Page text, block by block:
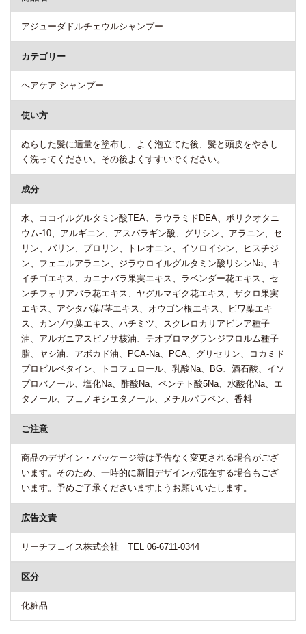
アジューダドルチェウルシャンプー
カテゴリー
ヘアケア シャンプー
使い方
ぬらした髪に適量を塗布し、よく泡立てた後、髪と頭皮をやさし
く洗ってください。その後よくすすいでください。
成分
水、ココイルグルタミン酸TEA、ラウラミドDEA、ポリクオタニ
ウム-10、アルギニン、アスバラギン酸、グリシン、アラニン、セ
リン、バリン、プロリン、トレオニン、イソロイシン、ヒスチジ
ン、フェニルアラニン、ジラウロイルグルタミン酸リシンNa、キ
イチゴエキス、カニナバラ果実エキス、ラベンダー花エキス、セ
ンチフォリアバラ花エキス、ヤグルマギク花エキス、ザクロ果実
エキス、アシタバ葉/茎エキス、オウゴン根エキス、ビワ葉エキ
ス、カンゾウ葉エキス、ハチミツ、スクレロカリアビレア種子
油、アルガニアスピノサ核油、テオプロマグランジフロルム種子
脂、ヤシ油、アボカド油、PCA-Na、PCA、グリセリン、コカミド
プロピルベタイン、トコフェロール、乳酸Na、BG、酒石酸、イソ
プロバノール、塩化Na、酢酸Na、ペンテト酸5Na、水酸化Na、エ
タノール、フェノキシエタノール、メチルパラペン、香料
ご注意
商品のデザイン・パッケージ等は予告なく変更される場合がござ
います。そのため、一時的に新旧デザインが混在する場合もござ
います。予めご了承くださいますようお願いいたします。
広告文責
リーチフェイス株式会社 TEL 06-6711-0344
区分
化粧品